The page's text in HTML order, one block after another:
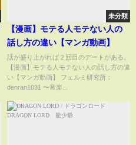
未分類
【漫画】モテる人モテない人の
話し方の違い【マンガ動画】
話が盛り上がれば２回目のデートがある。
【漫画】モテる人モテない人の話し方の違
い【マンガ動画】 フェルミ研究所：
denran1031 〜音楽...